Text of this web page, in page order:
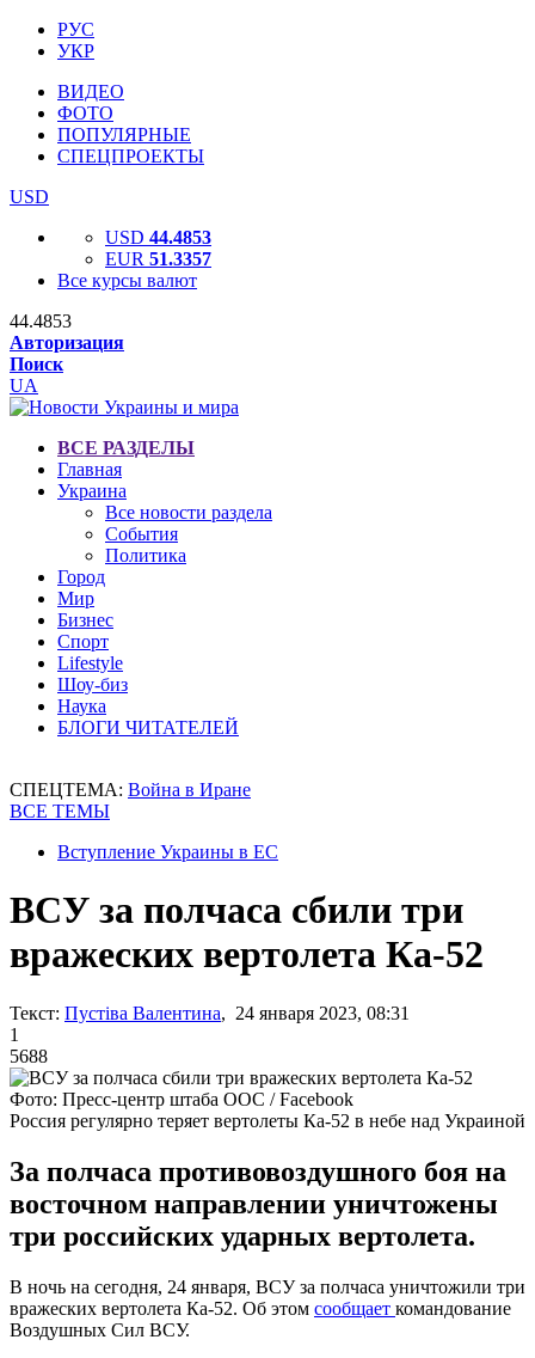
РУС
УКР
ВИДЕО
ФОТО
ПОПУЛЯРНЫЕ
СПЕЦПРОЕКТЫ
USD
USD 44.4853
EUR 51.3357
Все курсы валют
44.4853
Авторизация
Поиск
UA
ВСЕ РАЗДЕЛЫ
Главная
Украина
Все новости раздела
События
Политика
Город
Мир
Бизнес
Спорт
Lifestyle
Шоу-биз
Наука
БЛОГИ ЧИТАТЕЛЕЙ
СПЕЦТЕМА: Война в Иране
ВСЕ ТЕМЫ
Вступление Украины в ЕС
ВСУ за полчаса сбили три
вражеских вертолета Ка-52
Текст: Пустіва Валентина, 24 января 2023, 08:31
1
5688
Фото: Пресс-центр штаба ООС / Facebook
Россия регулярно теряет вертолеты Ка-52 в небе над Украиной
За полчаса противовоздушного боя на
восточном направлении уничтожены
три российских ударных вертолета.
В ночь на сегодня, 24 января, ВСУ за полчаса уничтожили три
вражеских вертолета Ка-52. Об этом сообщает командование
Воздушных Сил ВСУ.